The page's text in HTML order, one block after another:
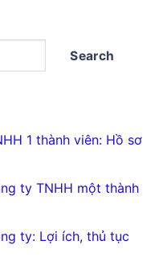
Search
1 thành viên: Hồ sơ
ty TNHH một thành
ty: Lợi ích, thủ tục